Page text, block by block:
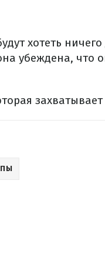
хотеть
убеждена, что
захватывает